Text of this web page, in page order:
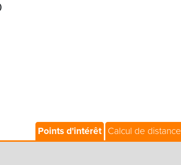
Points d'intérêt Calcul de distance